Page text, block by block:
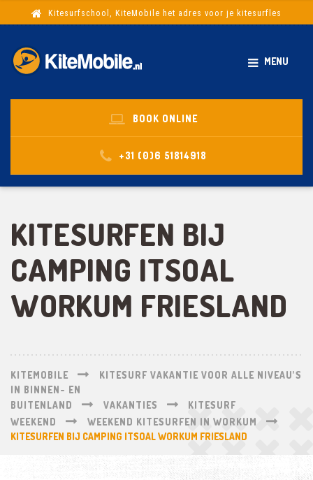
Kitesurfschool, KiteMobile het adres voor je kitesurfles
MENU
BOOK ONLINE
+31 (0)6 51814918
KITESURFEN BIJ
CAMPING ITSOAL
WORKUM FRIESLAND
KITEMOBILE
KITESURF VAKANTIE VOOR ALLE NIVEAU’S
IN BINNEN- EN
BUITENLAND
VAKANTIES
KITESURF
WEEKEND
WEEKEND KITESURFEN IN WORKUM
KITESURFEN BIJ CAMPING ITSOAL WORKUM FRIESLAND